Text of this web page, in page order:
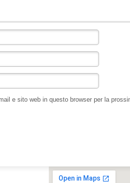
e sito web in questo browser per la